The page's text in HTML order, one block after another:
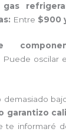
gas
Entre $900
Puede oscilar
demasiado
garantizo
te informaré